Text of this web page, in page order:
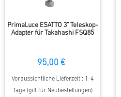
PrimaLuce ESATTO 3" Teleskop-
Adapter für Takahashi FSQ85
95,00 €
Voraussichtliche Lieferzeit : 1-4
Tage (gilt für Neubestellungen)